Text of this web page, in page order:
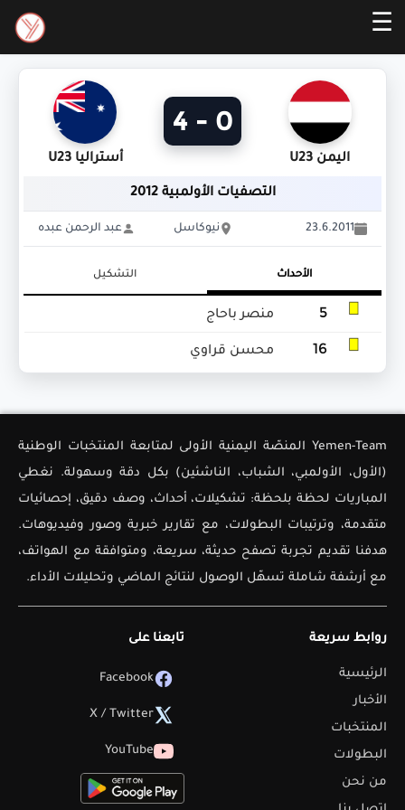
☰
اليمن U23
0 - 4
أستراليا U23
التصفيات الأولمبية 2012
23.6.2011 نيوكاسل عبد الرحمن عبده
الأحداث التشكيل
5 منصر باحاج
16 محسن قراوي
Yemen-Team المنصّة اليمنية الأولى لمتابعة المنتخبات الوطنية
(الأول، الأولمبي، الشباب، الناشئين) بكل دقة وسهولة. نغطي
المباريات لحظة بلحظة: تشكيلات، أحداث، وصف دقيق، إحصائيات
متقدمة، وترتيبات البطولات، مع تقارير خبرية وصور وفيديوهات.
هدفنا تقديم تجربة تصفح حديثة، سريعة، ومتوافقة مع الهواتف،
مع أرشفة شاملة تسهّل الوصول لنتائج الماضي وتحليلات الأداء.
روابط سريعة
الرئيسية
الأخبار
المنتخبات
البطولات
من نحن
تابعنا على
Facebook
X / Twitter
YouTube